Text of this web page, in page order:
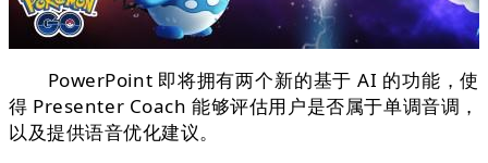
PowerPoint 即将拥有两个新的基于 AI 的功能，使
得 Presenter Coach 能够评估用户是否属于单调音调，
以及提供语音优化建议。